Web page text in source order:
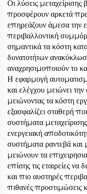
πιστοποίηση CE
Οι λύσεις
προσφέρουν αρκετά
επηρεάζουν άμεσα την
περιβαλλοντική
σημαντικά τα κόστη
δυνατοτήτων
αναχρησιμοποιούν το
Η εφαρμογή
και ελέγχου μειώνει
μειώνοντας τα κόστη
εξασφαλίζει σταθερή
συστήματα
ενεργειακή
συστήματα ραντεβά και
μειώνουν τα
επίσης τις εταιρείες
και πιο αυστηρές
πιθανές προστιμώσεις